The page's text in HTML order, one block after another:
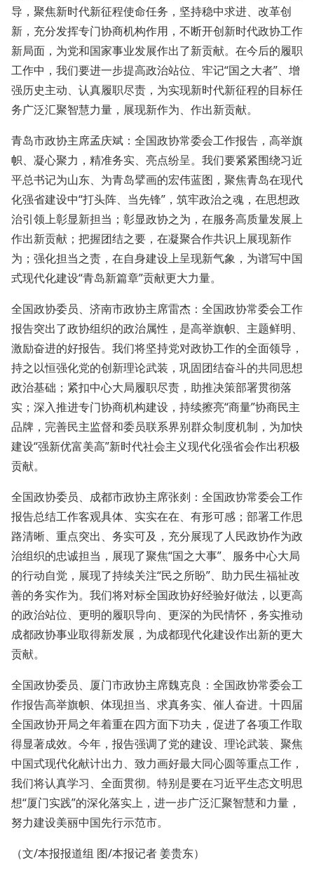
导，聚焦新时代新征程使命任务，坚持稳中求进、改革创
新，充分发挥专门协商机构作用，不断开创新时代政协工作
新局面，为党和国家事业发展作出了新贡献。在今后的履职
工作中，我们要进一步提高政治站位、牢记“国之大者”、增
强历史主动、认真履职尽责，为实现新时代新征程的目标任
务广泛汇聚智慧力量，展现新作为、作出新贡献。
青岛市政协主席孟庆斌：全国政协常委会工作报告，高举旗
帜、凝心聚力，精准务实、亮点纷呈。我们要紧紧围绕习近
平总书记为山东、为青岛擘画的宏伟蓝图，聚焦青岛在现代
化强省建设中“打头阵、当先锋”，筑牢政治之魂，在思想政
治引领上彰显新担当；彰显政协之为，在服务高质量发展上
作出新贡献；把握团结之要，在凝聚合作共识上展现新作
为；强化担当之责，在自身建设上呈现新气象，为谱写中国
式现代化建设“青岛新篇章”贡献更大力量。
全国政协委员、济南市政协主席雷杰：全国政协常委会工作
报告突出了政协组织的政治属性，是高举旗帜、主题鲜明、
激励奋进的好报告。我们将坚持党对政协工作的全面领导，
持之以恒强化党的创新理论武装，巩固团结奋斗的共同思想
政治基础；紧扣中心大局履职尽责，助推决策部署贯彻落
实；深入推进专门协商机构建设，持续擦亮“商量”协商民主
品牌，完善民主监督和委员联系界别群众制度机制，为加快
建设“强新优富美高”新时代社会主义现代化强省会作出积极
贡献。
全国政协委员、成都市政协主席张剡：全国政协常委会工作
报告总结工作客观具体、实实在在、有形可感；部署工作思
路清晰、重点突出、务实可及，充分展现了人民政协作为政
治组织的忠诚担当，展现了聚焦“国之大事”、服务中心大局
的行动自觉，展现了持续关注“民之所盼”、助力民生福祉改
善的务实作为。我们将对标全国政协好经验好做法，以更高
的政治站位、更明的履职导向、更深的为民情怀，务实推动
成都政协事业取得新发展，为成都现代化建设作出新的更大
贡献。
全国政协委员、厦门市政协主席魏克良：全国政协常委会工
作报告高举旗帜、体现担当、求真务实、催人奋进。十四届
全国政协开局之年着重在四方面下功夫，促进了各项工作取
得显著成效。今年，报告强调了党的建设、理论武装、聚焦
中国式现代化献计出力、致力画好最大同心圆等重点工作，
我们将认真学习、全面贯彻。特别是要在习近平生态文明思
想“厦门实践”的深化落实上，进一步广泛汇聚智慧和力量，
努力建设美丽中国先行示范市。
（文/本报报道组 图/本报记者 姜贵东）